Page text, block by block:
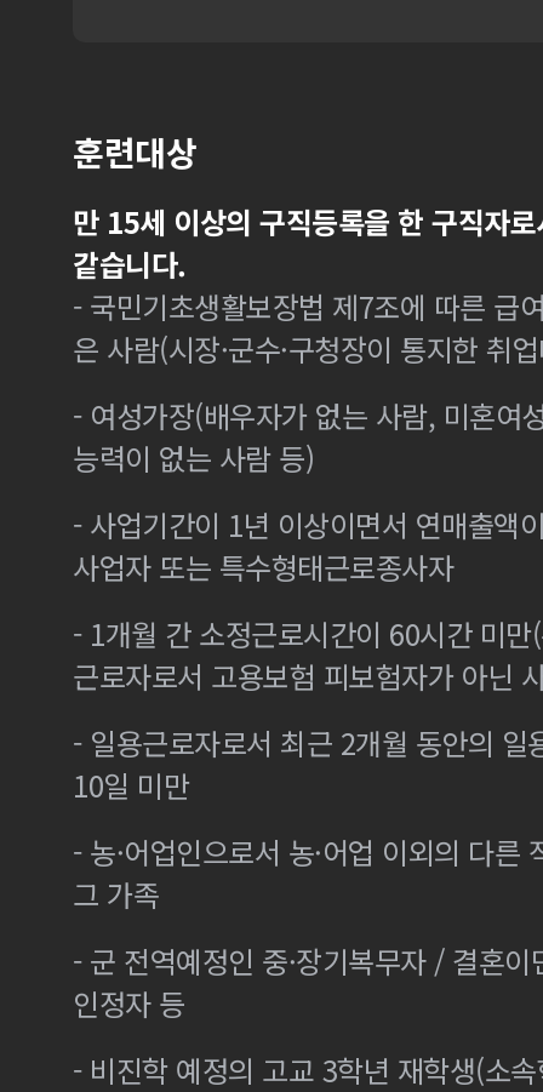
훈련대상
만 15세 이상의 구직등록을 한 구직자
같습니다.
- 국민기초생활보장법 제7조에 따른 급
은 사람(시장·군수·구청장이 통지한 취
- 여성가장(배우자가 없는 사람, 미혼여
능력이 없는 사람 등)
- 사업기간이 1년 이상이면서 연매출액
사업자 또는 특수형태근로종사자
- 1개월 간 소정근로시간이 60시간 미
근로자로서 고용보험 피보험자가 아닌
- 일용근로자로서 최근 2개월 동안의 일
10일 미만
- 농·어업인으로서 농·어업 이외의 다른
그 가족
- 군 전역예정인 중·장기복무자 / 결혼
인정자 등
- 비진학 예정의 고교 3학년 재학생(소